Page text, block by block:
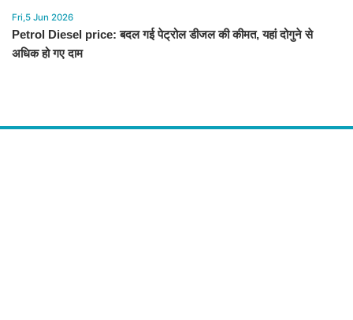
Fri,5 Jun 2026
Petrol Diesel price: बदल गई पेट्रोल डीजल की कीमत, यहां दोगुने से
अधिक हो गए दाम